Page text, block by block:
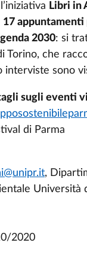
Libri in
17
2030: si
Torino, che
interviste sono
sugli eventi
di Parma
,
Università
2020